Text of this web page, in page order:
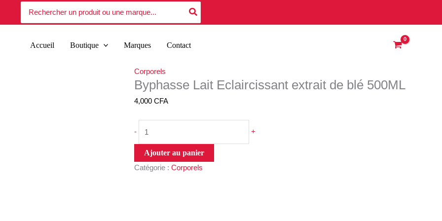
for:
Accueil Boutique Marques Contact
Corporels
Byphasse Lait Eclaircissant extrait de blé 500ML
4,000 CFA
-
de
de
blé
500ML
+
Ajouter au panier
Catégorie : Corporels